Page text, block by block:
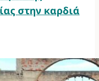
στην καρδιά